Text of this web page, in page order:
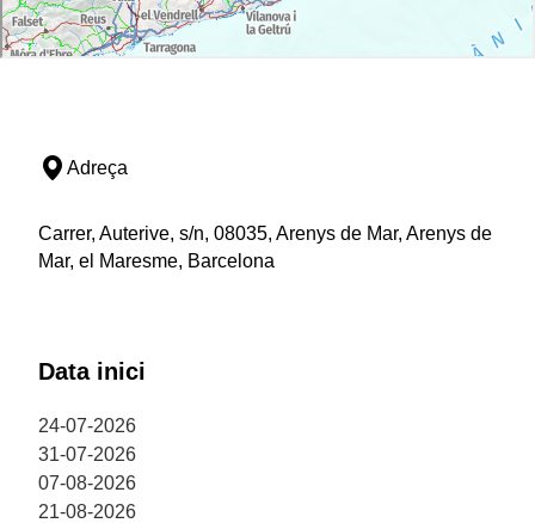
Adreça
Carrer, Auterive, s/n, 08035, Arenys de Mar, Arenys de
Mar, el Maresme, Barcelona
Data inici
24-07-2026
31-07-2026
07-08-2026
21-08-2026